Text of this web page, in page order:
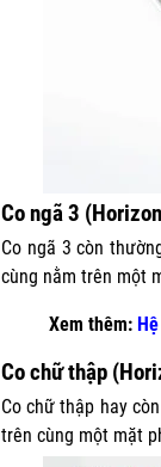
Co ngã 3
Co ngã 3 còn
cùng nằm trên một
Xem thêm:
Co chữ thập
Co chữ thập hay
trên cùng một mặt